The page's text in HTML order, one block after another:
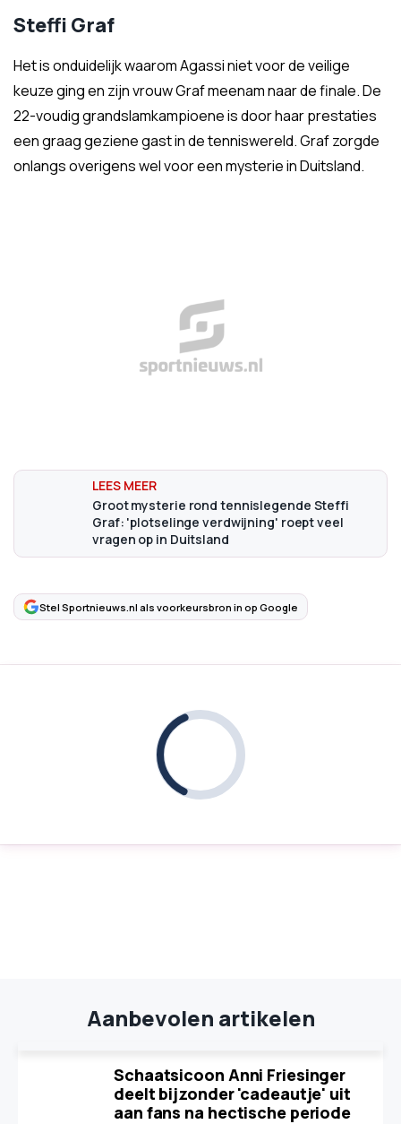
Steffi Graf
Het is onduidelijk waarom Agassi niet voor de veilige
keuze ging en zijn vrouw Graf meenam naar de finale. De
22-voudig grandslamkampioene is door haar prestaties
een graag geziene gast in de tenniswereld. Graf zorgde
onlangs overigens wel voor een mysterie in Duitsland.
Groot mysterie rond tennislegende Steffi
Graf: 'plotselinge verdwijning' roept veel
vragen op in Duitsland
Stel Sportnieuws.nl als voorkeursbron in op Google
Aanbevolen artikelen
Schaatsicoon Anni Friesinger
deelt bijzonder 'cadeautje' uit
aan fans na hectische periode